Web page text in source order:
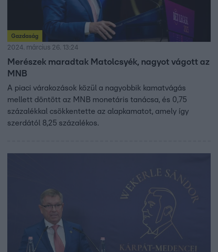
Gazdaság
2024. március 26. 13:24
Merészek maradtak Matolcsyék, nagyot vágott az
MNB
A piaci várakozások közül a nagyobbik kamatvágás
mellett döntött az MNB monetáris tanácsa, és 0,75
százalékkal csökkentette az alapkamatot, amely így
szerdától 8,25 százalékos.